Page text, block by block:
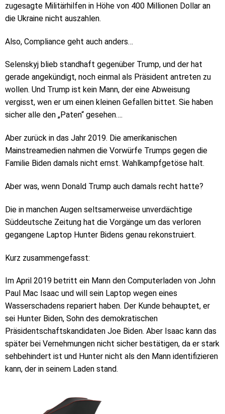
zugesagte Militärhilfen in Höhe von 400 Millionen Dollar an
die Ukraine nicht auszahlen.
Also, Compliance geht auch anders…
Selenskyj blieb standhaft gegenüber Trump, und der hat
gerade angekündigt, noch einmal als Präsident antreten zu
wollen. Und Trump ist kein Mann, der eine Abweisung
vergisst, wen er um einen kleinen Gefallen bittet. Sie haben
sicher alle den „Paten“ gesehen….
Aber zurück in das Jahr 2019. Die amerikanischen
Mainstreamedien nahmen die Vorwürfe Trumps gegen die
Familie Biden damals nicht ernst. Wahlkampfgetöse halt.
Aber was, wenn Donald Trump auch damals recht hatte?
Die in manchen Augen seltsamerweise unverdächtige
Süddeutsche Zeitung hat die Vorgänge um das verloren
gegangene Laptop Hunter Bidens genau rekonstruiert.
Kurz zusammengefasst:
Im April 2019 betritt ein Mann den Computerladen von John
Paul Mac Isaac und will sein Laptop wegen eines
Wasserschadens repariert haben. Der Kunde behauptet, er
sei Hunter Biden, Sohn des demokratischen
Präsidentschaftskandidaten Joe Biden. Aber Isaac kann das
später bei Vernehmungen nicht sicher bestätigen, da er stark
sehbehindert ist und Hunter nicht als den Mann identifizieren
kann, der in seinem Laden stand.